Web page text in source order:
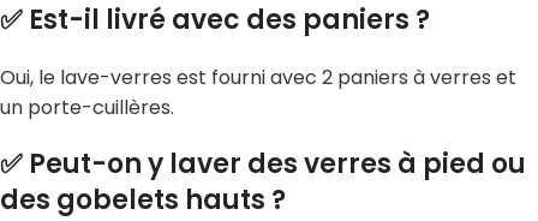
✅ Est-il livré avec des paniers ?
Oui, le lave-verres est fourni avec 2 paniers à verres et
un porte-cuillères.
✅ Peut-on y laver des verres à pied ou
des gobelets hauts ?